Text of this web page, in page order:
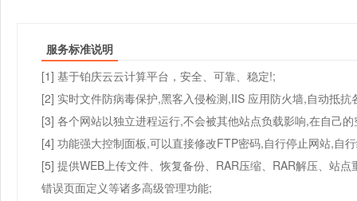
服务标准说明
[1] 基于铂庆云云计算平台，安全、可靠、稳定!;
[2] 实时文件防病毒保护,黑客入侵检测,IIS 应用防火墙,自动抵抗
[3] 各个网站以独立进程运行,不会被其他站点负载影响,在自己
[4] 功能强大控制面板,可以直接修改FTP密码,自行停止网站,自
[5] 提供WEB上传文件、恢复备份、RAR压缩、RAR解压、站
错误页面定义等诸多高级管理功能;